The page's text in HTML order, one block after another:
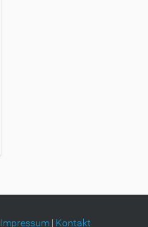
Impressum| Kontakt